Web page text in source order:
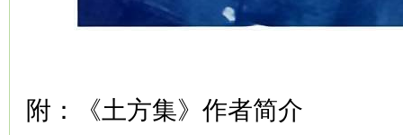
附：《土方集》作者简介